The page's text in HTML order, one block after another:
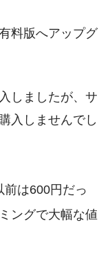
料版へアップグ
しましたが、サ
入しませんでし
前は600円だっ
ングで大幅な値